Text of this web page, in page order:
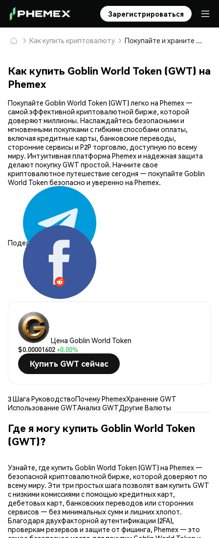
Зарегистрироваться
Как купить криптовалюту Покупайте и храните Goblin World Token (GWT) безопасно
Как купить Goblin World Token (GWT) на
Phemex
Покупайте Goblin World Token (GWT) легко на Phemex —
самой эффективной криптовалютной бирже, которой
доверяют миллионы. Наслаждайтесь безопасными и
мгновенными покупками с гибкими способами оплаты,
включая кредитные карты, банковские переводы,
сторонние сервисы и P2P торговлю, доступную по всему
миру. Интуитивная платформа Phemex и надежная защита
делают покупку GWT простой. Начните свое
криптовалютное путешествие сегодня — покупайте Goblin
World Token безопасно и уверенно на Phemex.
Поделиться:
Цена Goblin World Token
$0.00001602+0.00%
Купить GWT сейчас
3 Шага РуководствоПочему PhemexХранение GWT
Использование GWTАнализ GWTДругие Валюты
Где я могу купить Goblin World Token
(GWT)?
Узнайте, где купить Goblin World Token (GWT) на Phemex —
безопасной криптовалютной бирже, которой доверяют по
всему миру. Эти три простых шага позволят вам купить GWT
с низкими комиссиями с помощью кредитных карт,
дебетовых карт, банковских переводов или сторонних
сервисов — без минимальных сумм и лишних хлопот.
Благодаря двухфакторной аутентификации (2FA),
проверкам резервов и защите от фишинга, Phemex — это